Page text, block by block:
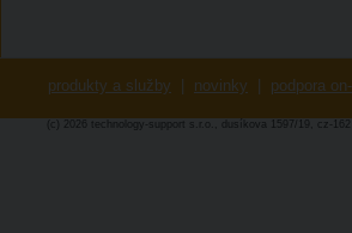
produkty a služby novinky podpora
(c) 2026 technology-support s.r.o., dusíkova 1597/19, cz-